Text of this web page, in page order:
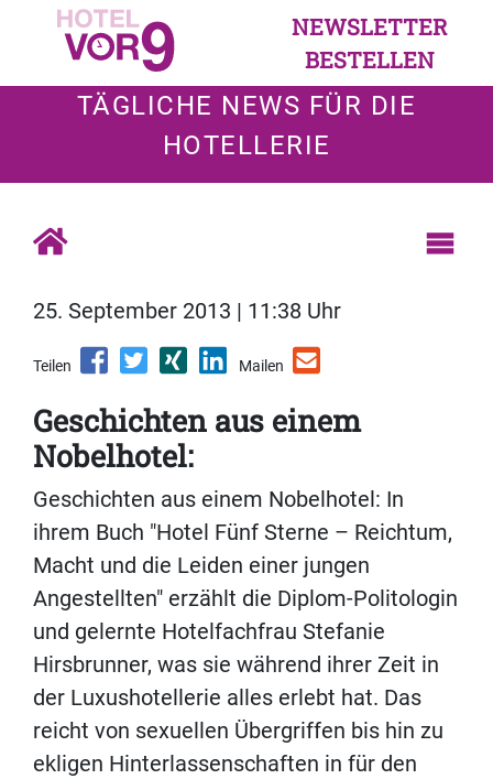
NEWSLETTER
BESTELLEN
TÄGLICHE NEWS FÜR DIE
HOTELLERIE
25. September 2013 | 11:38 Uhr
Teilen Mailen
Geschichten aus einem
Nobelhotel:
Geschichten aus einem Nobelhotel: In
ihrem Buch "Hotel Fünf Sterne – Reichtum,
Macht und die Leiden einer jungen
Angestellten" erzählt die Diplom-Politologin
und gelernte Hotelfachfrau Stefanie
Hirsbrunner, was sie während ihrer Zeit in
der Luxushotellerie alles erlebt hat. Das
reicht von sexuellen Übergriffen bis hin zu
ekligen Hinterlassenschaften in für den